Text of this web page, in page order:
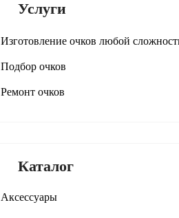
Услуги
Изготовление очков любой
Подбор очков
Ремонт очков
Каталог
Аксессуары